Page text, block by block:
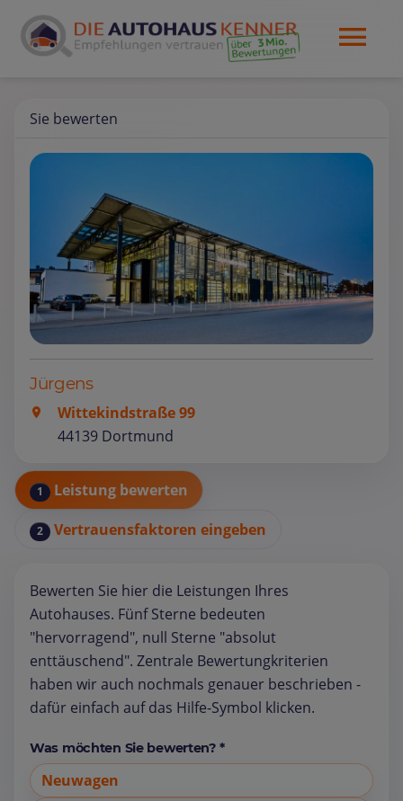
Sie bewerten
Jürgens
Wittekindstraße 99
44139 Dortmund
1 Leistung bewerten
2 Vertrauensfaktoren eingeben
Bewerten Sie hier die Leistungen Ihres
Autohauses. Fünf Sterne bedeuten
"hervorragend", null Sterne "absolut
enttäuschend". Zentrale Bewertungkriterien
haben wir auch nochmals genauer beschrieben -
dafür einfach auf das Hilfe-Symbol klicken.
Was möchten Sie bewerten? *
Neuwagen